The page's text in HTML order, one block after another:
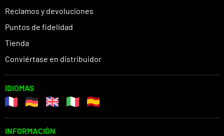
Reclamos y devoluciones
Puntos de fidelidad
Tienda
Conviértase en distribuidor
IDIOMAS
INFORMACIÓN